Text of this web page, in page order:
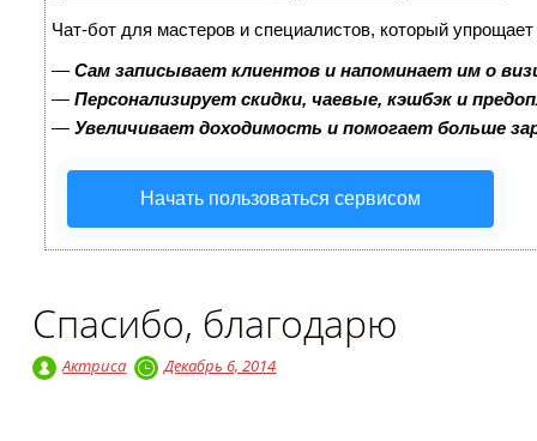
Чат-бот для мастеров и специалистов, который
—Сам записывает клиентов и напоминает им о
—Персонализирует скидки, чаевые, кэшбэк и
—Увеличивает доходимость и помогает больше
Начать пользоваться сервисом
Спасибо, благодарю
Актриса Декабрь 6, 2014